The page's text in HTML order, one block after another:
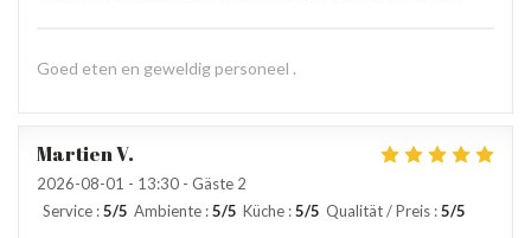
Goed eten en geweldig personeel .
MartienV
2026-08-01 - 13:30 - Gäste 2
Service :5/5 Ambiente :5/5 Küche :5/5 Qualität / Preis :5/5